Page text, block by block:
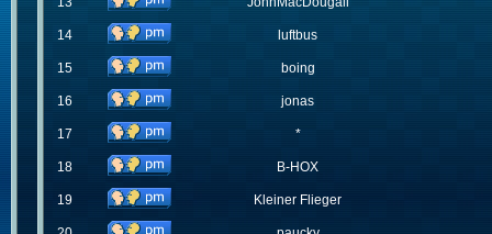
14 luftbus
15 boing
16 jonas
17 *
18 B-HOX
19 Kleiner Flieger